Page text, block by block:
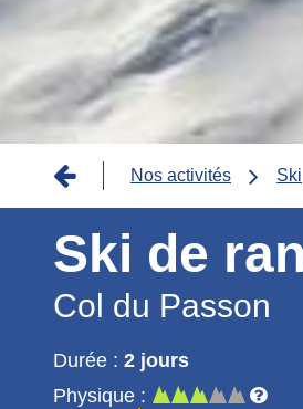
Fil
d'Ariane
Nos activités Ski
Ski de
Col du Passon
Durée : 2 jours
Physique :